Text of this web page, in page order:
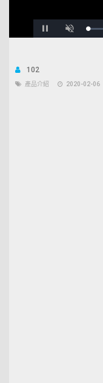
Pause Unmute
102
產品介紹 2020-02-06